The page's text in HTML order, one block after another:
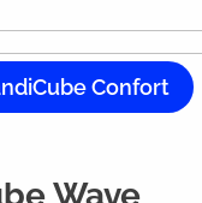
Confort